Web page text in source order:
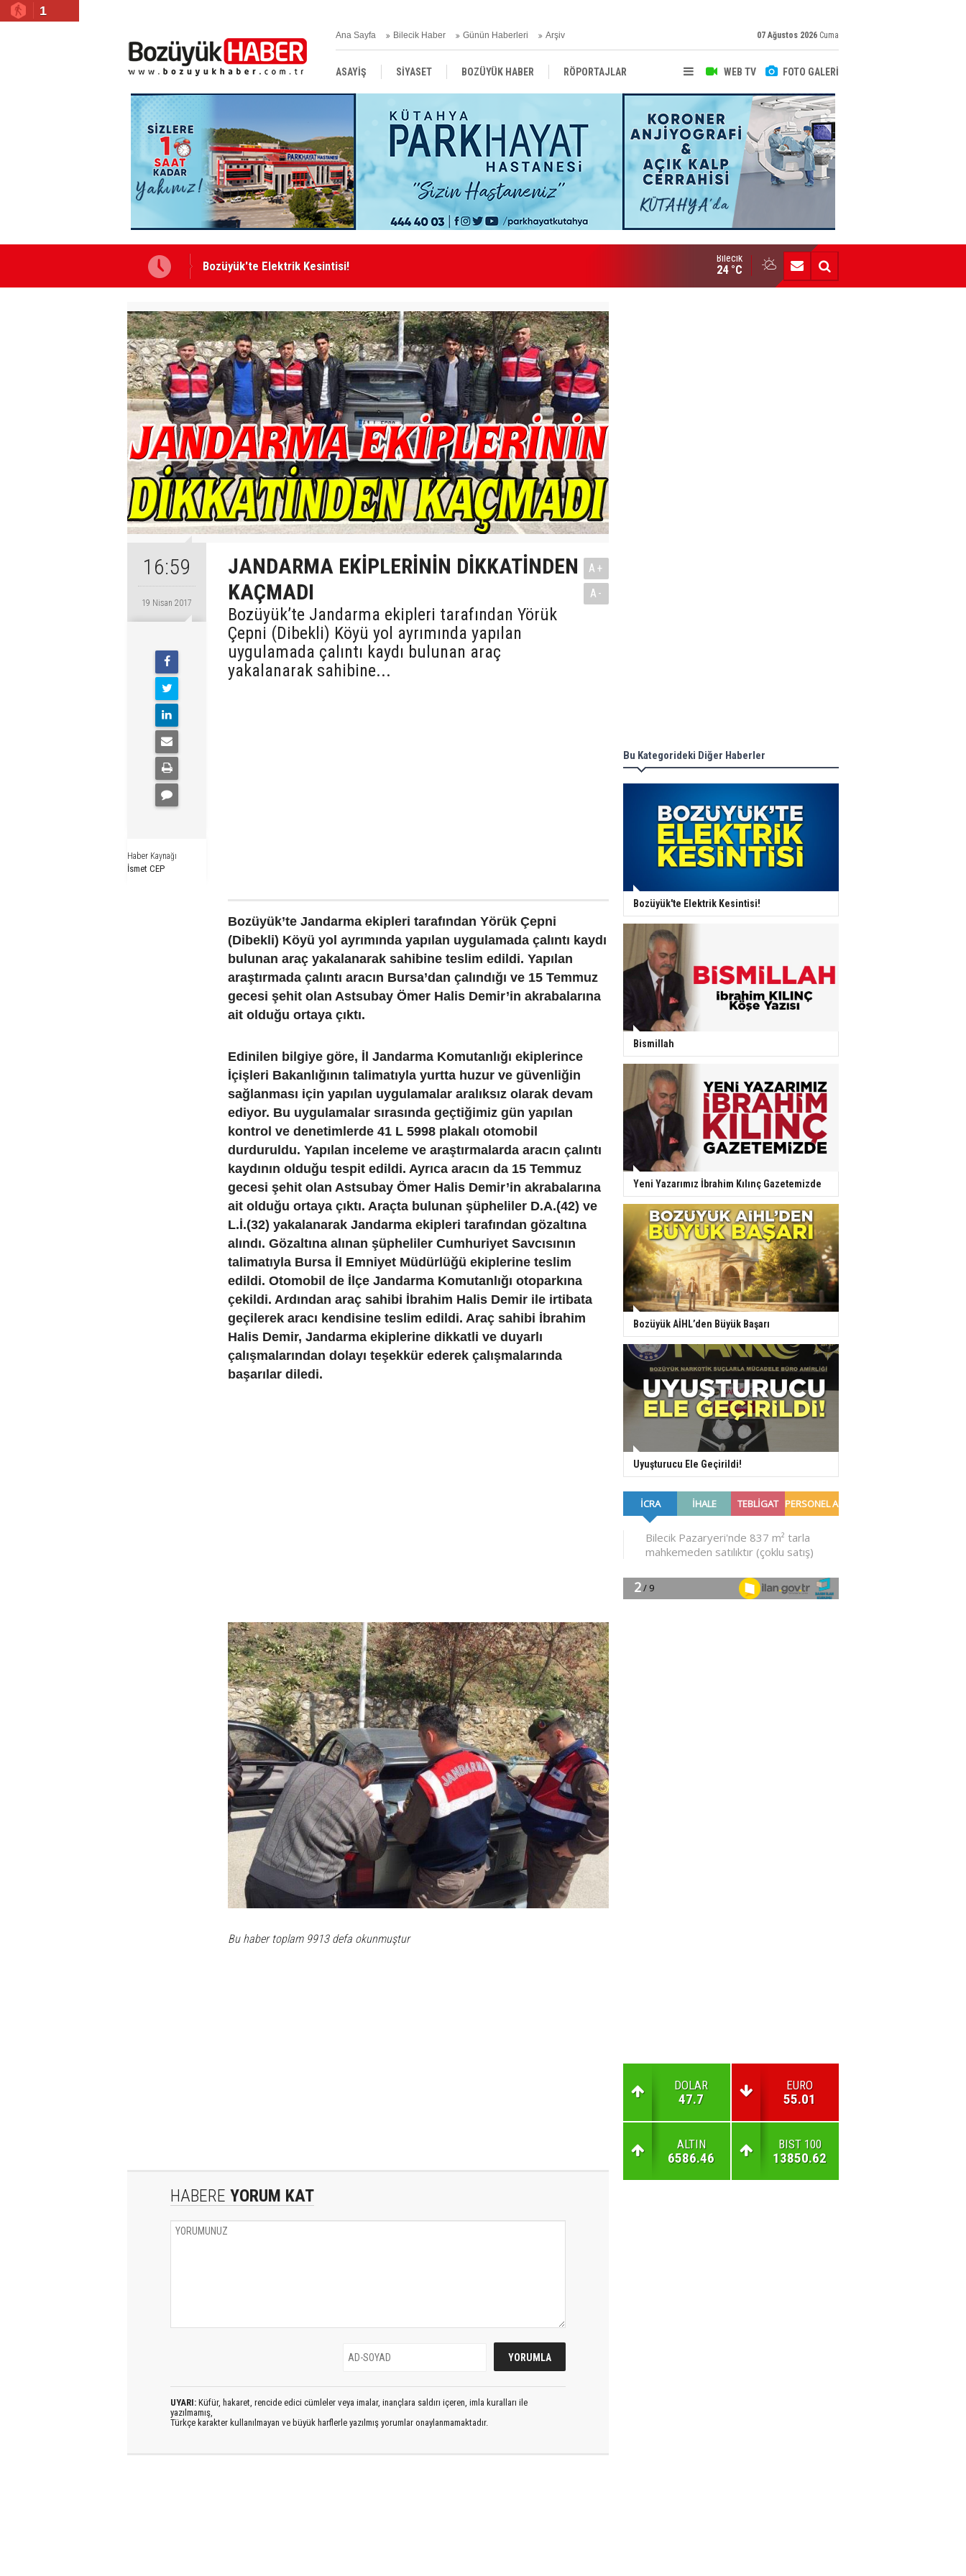
1
Ana Sayfa Bilecik Haber Günün Haberleri Arşiv 07 Ağustos 2026 Cuma
WEB TV FOTO GALERİ
ASAYİŞ SİYASET BOZÜYÜK HABER RÖPORTAJLAR
RESMİ İLANLAR
Bismillah Yeni Yazarımız İbrahim Kılınç Gazetemizde
Bilecik
24 °C
16:59
19 Nisan 2017
Haber Kaynağı
İsmet CEP
JANDARMA EKİPLERİNİN DİKKATİNDEN
KAÇMADI
Bozüyük’te Jandarma ekipleri tarafından Yörük
Çepni (Dibekli) Köyü yol ayrımında yapılan
uygulamada çalıntı kaydı bulunan araç
yakalanarak sahibine...
A+
A-
Bozüyük’te Jandarma ekipleri tarafından Yörük Çepni
(Dibekli) Köyü yol ayrımında yapılan uygulamada çalıntı kaydı
bulunan araç yakalanarak sahibine teslim edildi. Yapılan
araştırmada çalıntı aracın Bursa’dan çalındığı ve 15 Temmuz
gecesi şehit olan Astsubay Ömer Halis Demir’in akrabalarına
ait olduğu ortaya çıktı.
Edinilen bilgiye göre, İl Jandarma Komutanlığı ekiplerince
İçişleri Bakanlığının talimatıyla yurtta huzur ve güvenliğin
sağlanması için yapılan uygulamalar aralıksız olarak devam
ediyor. Bu uygulamalar sırasında geçtiğimiz gün yapılan
kontrol ve denetimlerde 41 L 5998 plakalı otomobil
durduruldu. Yapılan inceleme ve araştırmalarda aracın çalıntı
kaydının olduğu tespit edildi. Ayrıca aracın da 15 Temmuz
gecesi şehit olan Astsubay Ömer Halis Demir’in akrabalarına
ait olduğu ortaya çıktı. Araçta bulunan şüpheliler D.A.(42) ve
L.İ.(32) yakalanarak Jandarma ekipleri tarafından gözaltına
alındı. Gözaltına alınan şüpheliler Cumhuriyet Savcısının
talimatıyla Bursa İl Emniyet Müdürlüğü ekiplerine teslim
edildi. Otomobil de İlçe Jandarma Komutanlığı otoparkına
çekildi. Ardından araç sahibi İbrahim Halis Demir ile irtibata
geçilerek aracı kendisine teslim edildi. Araç sahibi İbrahim
Halis Demir, Jandarma ekiplerine dikkatli ve duyarlı
çalışmalarından dolayı teşekkür ederek çalışmalarında
başarılar diledi.
Bu haber toplam 9913 defa okunmuştur
HABERE YORUM KAT
UYARI: Küfür, hakaret, rencide edici cümleler veya imalar, inançlara saldırı içeren, imla kuralları ile
yazılmamış,
Türkçe karakter kullanılmayan ve büyük harflerle yazılmış yorumlar onaylanmamaktadır.
Bu Kategorideki Diğer Haberler
Bozüyük'te Elektrik Kesintisi!
Bismillah
Yeni Yazarımız İbrahim Kılınç Gazetemizde
Bozüyük AİHL’den Büyük Başarı
Uyuşturucu Ele Geçirildi!
DOLAR
47.7
EURO
55.01
ALTIN
6586.46
BIST 100
13850.62